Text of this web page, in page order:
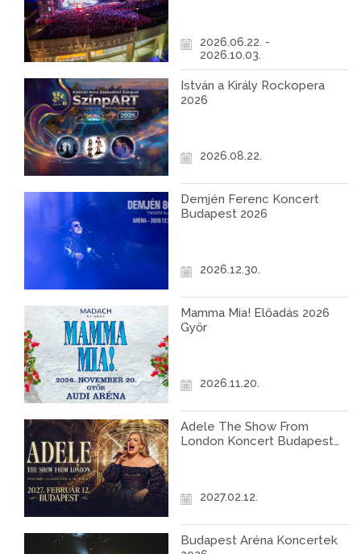
2026.06.22. -
2026.10.03.
István a Király Rockopera
2026
2026.08.22.
Demjén Ferenc Koncert
Budapest 2026
2026.12.30.
Mamma Mia! Előadás 2026
Győr
2026.11.20.
Adele The Show From
London Koncert Budapest
2027.02.12.
Budapest Aréna Koncertek